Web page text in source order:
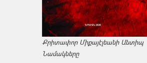
Քրիտափոր Միքայէլեանի Անտիպ
Նամակները